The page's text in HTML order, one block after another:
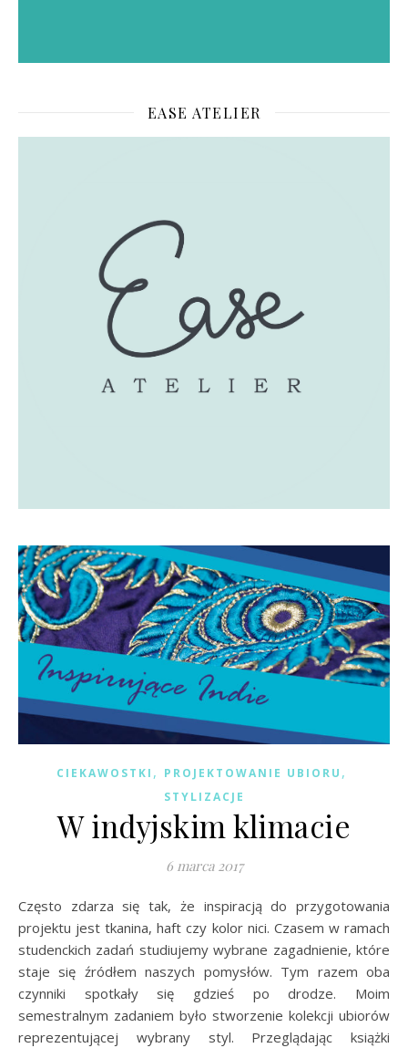
EASE ATELIER
CIEKAWOSTKI , PROJEKTOWANIE UBIORU ,
STYLIZACJE
W indyjskim klimacie
6 marca 2017
Często zdarza się tak, że inspiracją do przygotowania
projektu jest tkanina, haft czy kolor nici. Czasem w ramach
studenckich zadań studiujemy wybrane zagadnienie, które
staje się źródłem naszych pomysłów. Tym razem oba
czynniki spotkały się gdzieś po drodze. Moim
semestralnym zadaniem było stworzenie kolekcji ubiorów
reprezentującej wybrany styl. Przeglądając książki